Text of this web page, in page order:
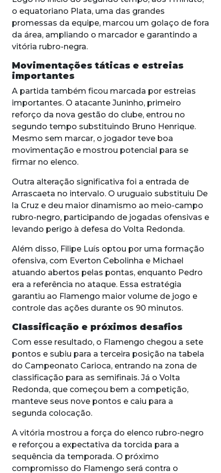
o equatoriano Plata, uma das grandes
promessas da equipe, marcou um golaço de fora
da área, ampliando o marcador e garantindo a
vitória rubro-negra.
Movimentações táticas e estreias
importantes
A partida também ficou marcada por estreias
importantes. O atacante Juninho, primeiro
reforço da nova gestão do clube, entrou no
segundo tempo substituindo Bruno Henrique.
Mesmo sem marcar, o jogador teve boa
movimentação e mostrou potencial para se
firmar no elenco.
Outra alteração significativa foi a entrada de
Arrascaeta no intervalo. O uruguaio substituiu De
la Cruz e deu maior dinamismo ao meio-campo
rubro-negro, participando de jogadas ofensivas e
levando perigo à defesa do Volta Redonda.
Além disso, Filipe Luís optou por uma formação
ofensiva, com Everton Cebolinha e Michael
atuando abertos pelas pontas, enquanto Pedro
era a referência no ataque. Essa estratégia
garantiu ao Flamengo maior volume de jogo e
controle das ações durante os 90 minutos.
Classificação e próximos desafios
Com esse resultado, o Flamengo chegou a sete
pontos e subiu para a terceira posição na tabela
do Campeonato Carioca, entrando na zona de
classificação para as semifinais. Já o Volta
Redonda, que começou bem a competição,
manteve seus nove pontos e caiu para a
segunda colocação.
A vitória mostrou a força do elenco rubro-negro
e reforçou a expectativa da torcida para a
sequência da temporada. O próximo
compromisso do Flamengo será contra o